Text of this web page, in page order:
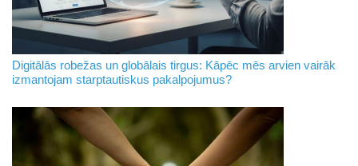
Digitālās robežas un globālais tirgus: Kāpēc mēs arvien vairāk
izmantojam starptautiskus pakalpojumus?